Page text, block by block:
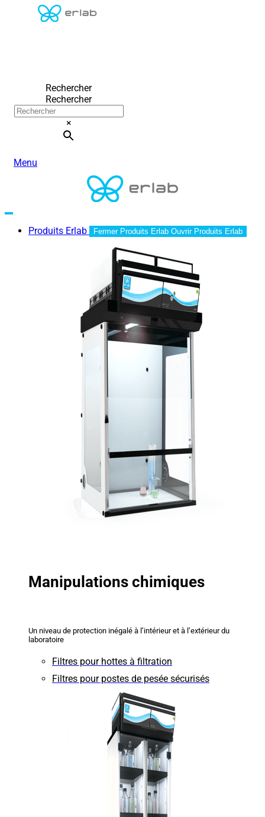
Rechercher
Rechercher
×
Menu
Produits Erlab Fermer Produits Erlab Ouvrir Produits Erlab
Manipulations chimiques
Un niveau de protection inégalé à l’intérieur et à l’extérieur du
laboratoire
Filtres pour hottes à filtration
Filtres pour postes de pesée sécurisés